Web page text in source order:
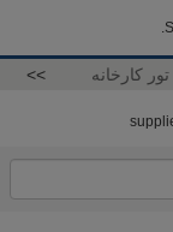
تور کارخانه >>